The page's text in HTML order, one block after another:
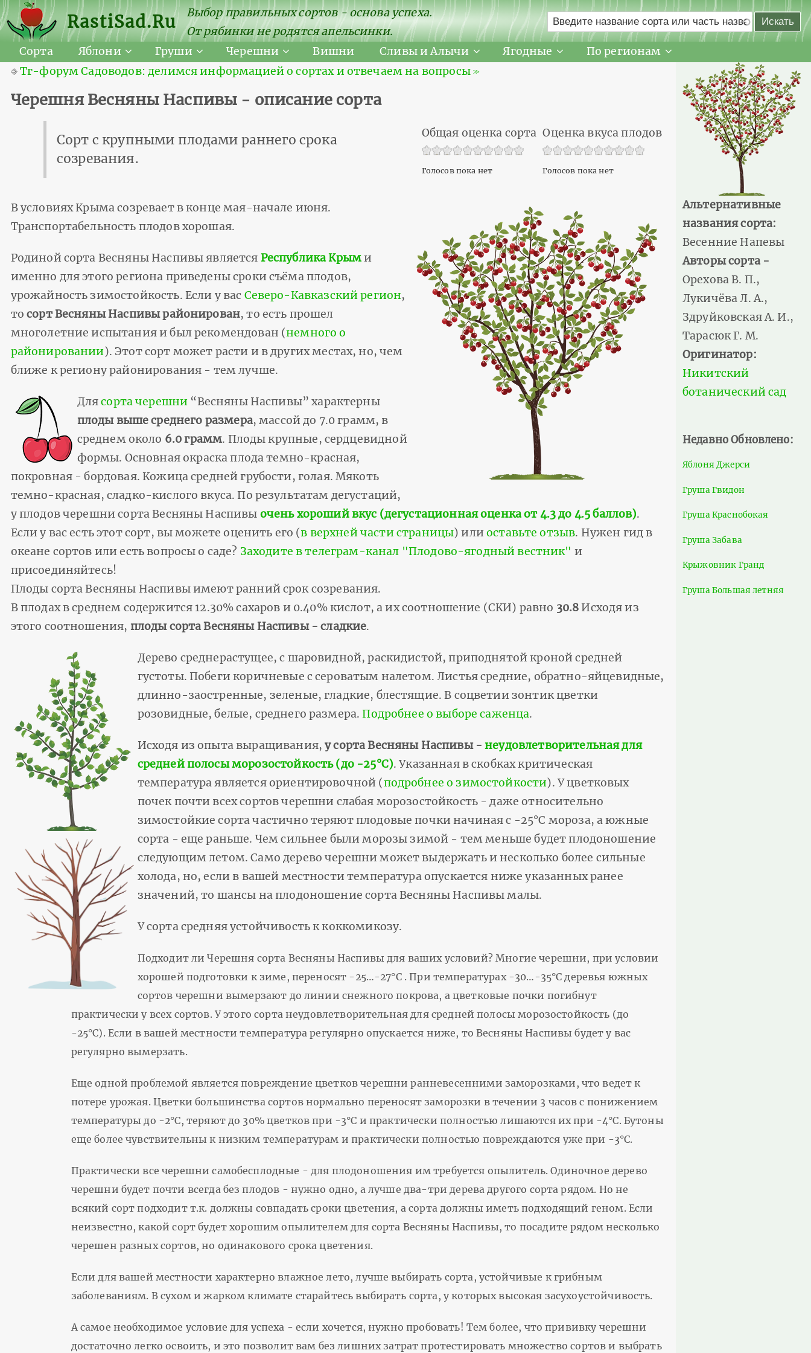
RastiSad.Ru
Выбор правильных сортов - основа успеха.
От рябинки не родятся апельсинки.
Сорта
Яблони Груши Черешни Вишни Сливы и Алычи Ягодные
По регионам
⎆Тг-форум Садоводов: делимся информацией о сортах и отвечаем на вопросы ≫
Черешня Весняны Наспивы - описание сорта
Оценка вкуса плодов
Голосов пока нет
Общая оценка сорта
Голосов пока нет
Сорт с крупными плодами раннего срока
созревания.
В условиях Крыма созревает в конце мая-начале июня.
Транспортабельность плодов хорошая.
Родиной сорта Весняны Наспивы является Республика Крыми
именно для этого региона приведены сроки съёма плодов,
урожайность зимостойкость. Если у вас Северо-Кавказский регион,
тосорт Весняны Наспивы районирован, то есть прошел
многолетние испытания и был рекомендован (немного о
районировании). Этот сорт может расти и в других местах, но, чем
ближе к региону районирования - тем лучше.
Длясорта черешни “Весняны Наспивы” характерны
плоды выше среднего размера, массой до 7.0 грамм, в
среднем около 6.0 грамм. Плоды крупные, сердцевидной
формы. Основная окраска плода темно-красная,
покровная - бордовая. Кожица средней грубости, голая. Мякоть
темно-красная, сладко-кислого вкуса. По результатам дегустаций,
у плодов черешни сорта Весняны Наспивы очень хороший вкус (дегустационная оценка от 4.3 до 4.5 баллов).
Если у вас есть этот сорт, вы можете оценить его (в верхней части страницы) илиоставьте отзыв. Нужен гид в
океане сортов или есть вопросы о саде? Заходите в телеграм-канал "Плодово-ягодный вестник" и
присоединяйтесь!
Плоды сорта Весняны Наспивы имеют ранний срок созревания.
В плодах в среднем содержится 12.30% сахаров и 0.40% кислот, а их соотношение (СКИ) равно 30.8 Исходя из
этого соотношения, плоды сорта Весняны Наспивы - сладкие.
Дерево среднерастущее, с шаровидной, раскидистой, приподнятой кроной средней
густоты. Побеги коричневые с сероватым налетом. Листья средние, обратно-яйцевидные,
длинно-заостренные, зеленые, гладкие, блестящие. В соцветии зонтик цветки
розовидные, белые, среднего размера.Подробнее о выборе саженца.
Исходя из опыта выращивания,у сорта Весняны Наспивы -неудовлетворительная для
средней полосы морозостойкость (до -25°С). Указанная в скобках критическая
температура является ориентировочной (подробнее о зимостойкости). У цветковых
почек почти всех сортов черешни слабая морозостойкость - даже относительно
зимостойкие сорта частично теряют плодовые почки начиная с -25°С мороза, а южные
сорта - еще раньше. Чем сильнее были морозы зимой - тем меньше будет плодоношение
следующим летом. Само дерево черешни может выдержать и несколько более сильные
холода, но, если в вашей местности температура опускается ниже указанных ранее
значений, то шансы на плодоношение сорта Весняны Наспивы малы.
У сорта средняя устойчивость к коккомикозу.
Подходит ли Черешня сорта Весняны Наспивы для ваших условий? Многие черешни, при условии
хорошей подготовки к зиме, переносят -25…-27°С . При температурах -30…-35°С деревья южных
сортов черешни вымерзают до линии снежного покрова, а цветковые почки погибнут
практически у всех сортов. У этого сорта неудовлетворительная для средней полосы морозостойкость (до
-25°С). Если в вашей местности температура регулярно опускается ниже, то Весняны Наспивы будет у вас
регулярно вымерзать.
Еще одной проблемой является повреждение цветков черешни ранневесенними заморозками, что ведет к
потере урожая. Цветки большинства сортов нормально переносят заморозки в течении 3 часов с понижением
температуры до -2°С, теряют до 30% цветков при -3°С и практически полностью лишаются их при -4°С. Бутоны
еще более чувствительны к низким температурам и практически полностью повреждаются уже при -3°С.
Практически все черешни самобесплодные - для плодоношения им требуется опылитель. Одиночное дерево
черешни будет почти всегда без плодов - нужно одно, а лучше два-три дерева другого сорта рядом. Но не
всякий сорт подходит т.к. должны совпадать сроки цветения, а сорта должны иметь подходящий геном. Если
неизвестно, какой сорт будет хорошим опылителем для сорта Весняны Наспивы, то посадите рядом несколько
черешен разных сортов, но одинакового срока цветения.
Если для вашей местности характерно влажное лето, лучше выбирать сорта, устойчивые к грибным
заболеваниям. В сухом и жарком климате старайтесь выбирать сорта, у которых высокая засухоустойчивость.
А самое необходимое условие для успеха - если хочется, нужно пробовать! Тем более, что прививку черешни
достаточно легко освоить, и это позволит вам без лишних затрат протестировать множество сортов и выбрать
Альтернативные
названия сорта:
Весенние Напевы
Авторы сорта -
Орехова В. П.,
Лукичёва Л. А.,
Здруйковская А. И.,
Тарасюк Г. М.
Оригинатор:
Никитский
ботанический сад
Недавно Обновлено:
Яблоня Джерси
Груша Гвидон
Груша Краснобокая
Груша Забава
Крыжовник Гранд
Груша Большая летняя